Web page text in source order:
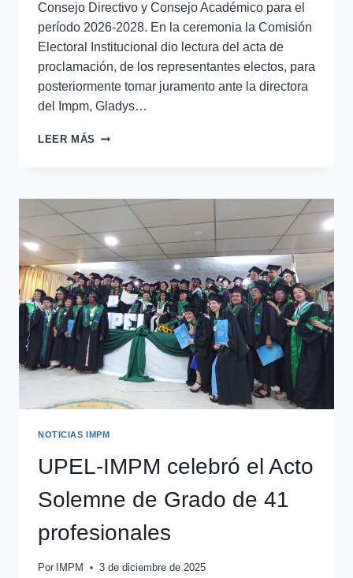
Consejo Directivo y Consejo Académico para el
período 2026-2028. En la ceremonia la Comisión
Electoral Institucional dio lectura del acta de
proclamación, de los representantes electos, para
posteriormente tomar juramento ante la directora
del Impm, Gladys…
LEER MÁS
NOTICIAS IMPM
UPEL-IMPM celebró el Acto
Solemne de Grado de 41
profesionales
Por IMPM 3 de diciembre de 2025